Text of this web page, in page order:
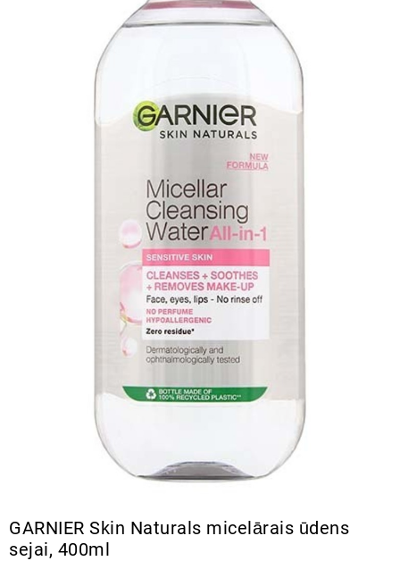
GARNIER Skin Naturals micelārais ūdens
sejai, 400ml